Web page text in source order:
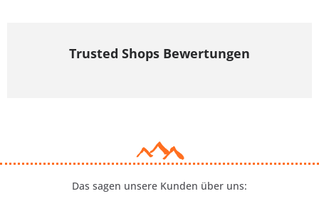
Trusted Shops Bewertungen
Das sagen unsere Kunden über uns: